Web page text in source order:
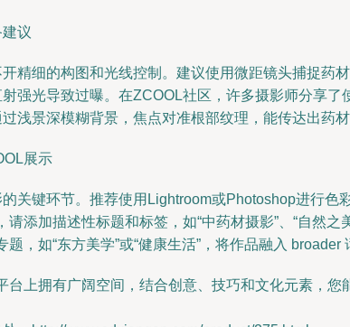
议
精细的构图和光线控制。建议使用微距镜头捕捉
强光导致过曝。在ZCOOL社区，许多摄影师分享
浅景深模糊背景，焦点对准根部纹理，能传达出药材
展示
关键环节。推荐使用Lightroom或Photoshop进行
请添加描述性标题和标签，如“中药材摄影”、“自然
，如“东方美学”或“健康生活”，将作品融入 broader
台上拥有广阔空间，结合创意、技巧和文化元素，